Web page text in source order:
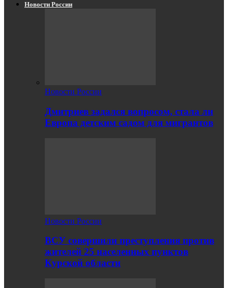
Новости России
Новости России
Дмитриев задался вопросом, стала ли
Европа детским садом для мигрантов
Новости России
ВСУ совершили преступления против
жителей 25 населенных пунктов
Курской области